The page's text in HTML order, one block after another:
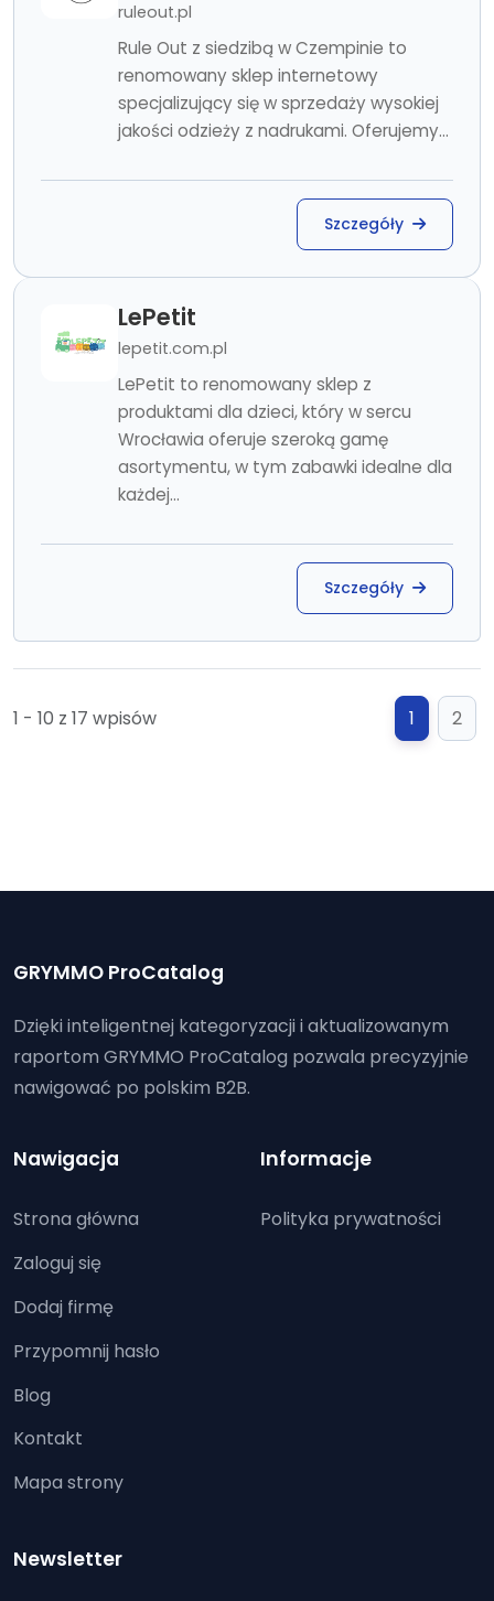
ruleout.pl
Rule Out z siedzibą w Czempinie to
renomowany sklep internetowy
specjalizujący się w sprzedaży wysokiej
jakości odzieży z nadrukami. Oferujemy...
Szczegóły
LePetit
lepetit.com.pl
LePetit to renomowany sklep z
produktami dla dzieci, który w sercu
Wrocławia oferuje szeroką gamę
asortymentu, w tym zabawki idealne dla
każdej...
Szczegóły
1 - 10 z 17 wpisów 1 2
GRYMMO ProCatalog
Dzięki inteligentnej kategoryzacji i aktualizowanym
raportom GRYMMO ProCatalog pozwala precyzyjnie
nawigować po polskim B2B.
Nawigacja
Strona główna
Zaloguj się
Dodaj firmę
Przypomnij hasło
Blog
Kontakt
Mapa strony
Informacje
Polityka prywatności
Newsletter